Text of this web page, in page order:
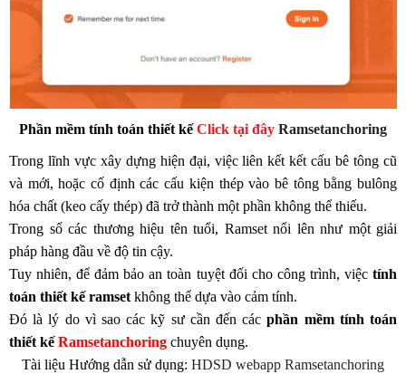
Phần mềm tính toán thiết kếClick tại đây Ramsetanchoring
Trong lĩnh vực xây dựng hiện đại, việc liên kết kết cấu bê tông cũ
và mới, hoặc cố định các cấu kiện thép vào bê tông bằng bulông
hóa chất (keo cấy thép) đã trở thành một phần không thể thiếu.
Trong số các thương hiệu tên tuổi, Ramset nổi lên như một giải
pháp hàng đầu về độ tin cậy.
Tuy nhiên, để đảm bảo an toàn tuyệt đối cho công trình, việc tính
toán thiết kế ramset không thể dựa vào cảm tính.
Đó là lý do vì sao các kỹ sư cần đến cácphần mềm tính toán
thiết kếRamsetanchoring chuyên dụng.
Tài liệu Hướng dẫn sử dụng: HDSD webapp Ramsetanchoring